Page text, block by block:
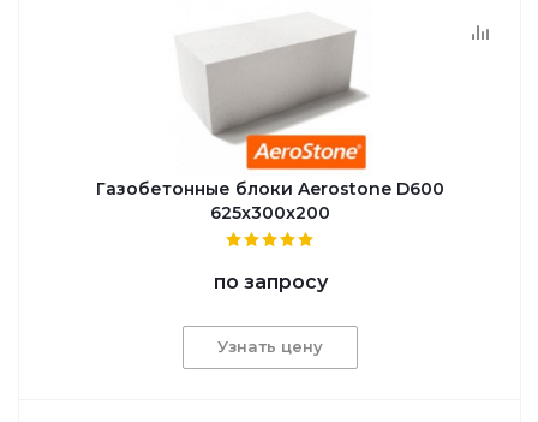
Газобетонные блоки Aerostone D600
625x300x200
по запросу
Узнать цену